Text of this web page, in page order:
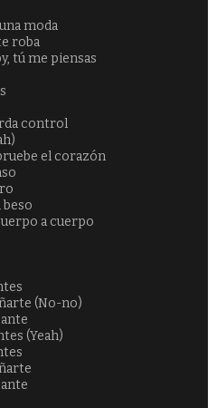
moda
roba
tú me piensas
control
el corazón
beso
a cuerpo
(No-no)
(Yeah)